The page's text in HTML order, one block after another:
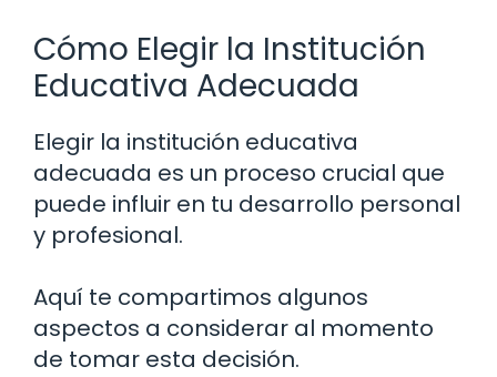
Cómo Elegir la Institución
Educativa Adecuada
Elegir la institución educativa
adecuada es un proceso crucial que
puede influir en tu desarrollo personal
y profesional.
Aquí te compartimos algunos
aspectos a considerar al momento
de tomar esta decisión.